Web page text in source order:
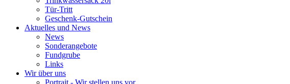
Tür-Tritt
Geschenk-Gutschein
Aktuelles und News
News
Sonderangebote
Fundgrube
Links
Wir über uns
Portrait - Wir stellen uns vor